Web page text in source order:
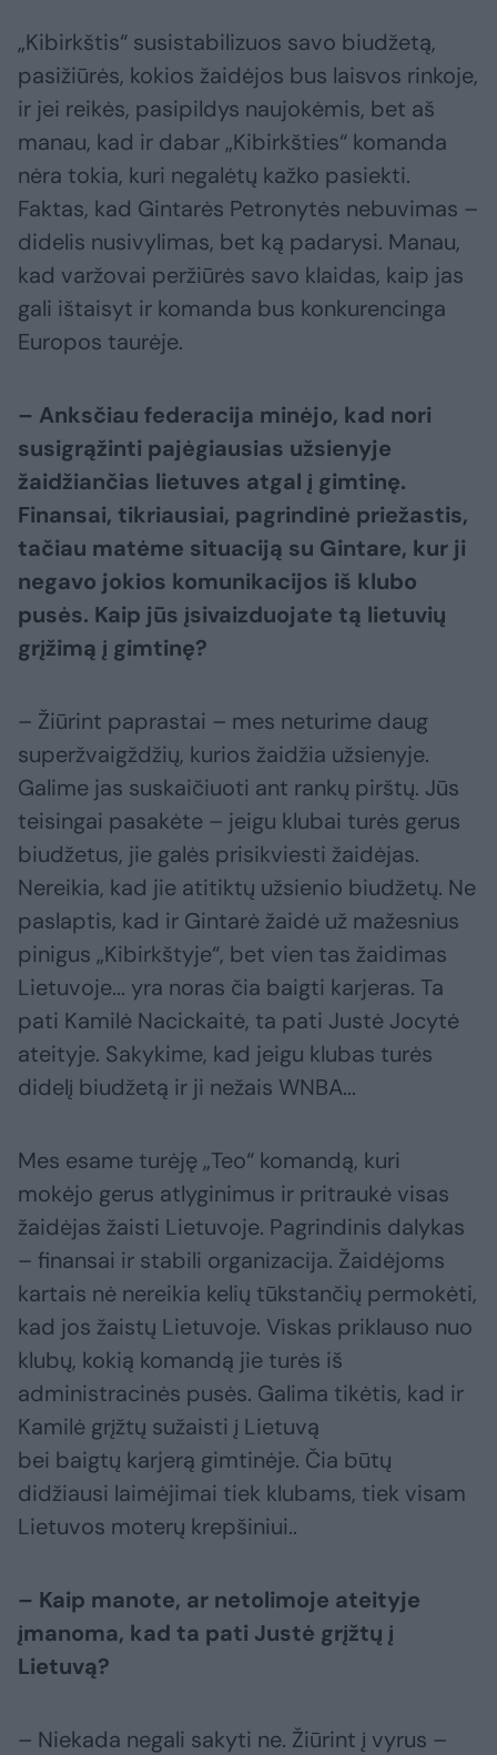
„Kibirkštis“ susistabilizuos savo biudžetą,
pasižiūrės, kokios žaidėjos bus laisvos rinkoje,
ir jei reikės, pasipildys naujokėmis, bet aš
manau, kad ir dabar „Kibirkšties“ komanda
nėra tokia, kuri negalėtų kažko pasiekti.
Faktas, kad Gintarės Petronytės nebuvimas –
didelis nusivylimas, bet ką padarysi. Manau,
kad varžovai peržiūrės savo klaidas, kaip jas
gali ištaisyt ir komanda bus konkurencinga
Europos taurėje.
– Anksčiau federacija minėjo, kad nori
susigrąžinti pajėgiausias užsienyje
žaidžiančias lietuves atgal į gimtinę.
Finansai, tikriausiai, pagrindinė priežastis,
tačiau matėme situaciją su Gintare, kur ji
negavo jokios komunikacijos iš klubo
pusės. Kaip jūs įsivaizduojate tą lietuvių
grįžimą į gimtinę?
– Žiūrint paprastai – mes neturime daug
superžvaigždžių, kurios žaidžia užsienyje.
Galime jas suskaičiuoti ant rankų pirštų. Jūs
teisingai pasakėte – jeigu klubai turės gerus
biudžetus, jie galės prisikviesti žaidėjas.
Nereikia, kad jie atitiktų užsienio biudžetų. Ne
paslaptis, kad ir Gintarė žaidė už mažesnius
pinigus „Kibirkštyje“, bet vien tas žaidimas
Lietuvoje... yra noras čia baigti karjeras. Ta
pati Kamilė Nacickaitė, ta pati Justė Jocytė
ateityje. Sakykime, kad jeigu klubas turės
didelį biudžetą ir ji nežais WNBA...
Mes esame turėję „Teo“ komandą, kuri
mokėjo gerus atlyginimus ir pritraukė visas
žaidėjas žaisti Lietuvoje. Pagrindinis dalykas
– finansai ir stabili organizacija. Žaidėjoms
kartais nė nereikia kelių tūkstančių permokėti,
kad jos žaistų Lietuvoje. Viskas priklauso nuo
klubų, kokią komandą jie turės iš
administracinės pusės. Galima tikėtis, kad ir
Kamilė grįžtų sužaisti į Lietuvą
bei baigtų karjerą gimtinėje. Čia būtų
didžiausi laimėjimai tiek klubams, tiek visam
Lietuvos moterų krepšiniui..
– Kaip manote, ar netolimoje ateityje
įmanoma, kad ta pati Justė grįžtų į
Lietuvą?
– Niekada negali sakyti ne. Žiūrint į vyrus –